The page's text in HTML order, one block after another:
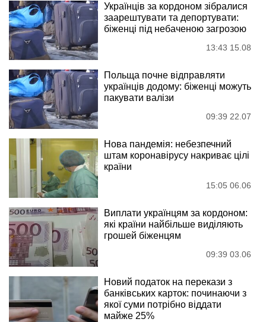
Українців за кордоном зібралися
заарештувати та депортувати:
біженці під небаченою загрозою
13:43 15.08
Польща почне відправляти
українців додому: біженці можуть
пакувати валізи
09:39 22.07
Нова пандемія: небезпечний
штам коронавірусу накриває цілі
країни
15:05 06.06
Виплати українцям за кордоном:
які країни найбільше виділяють
грошей біженцям
09:39 03.06
Новий податок на перекази з
банківських карток: починаючи з
якої суми потрібно віддати
майже 25%